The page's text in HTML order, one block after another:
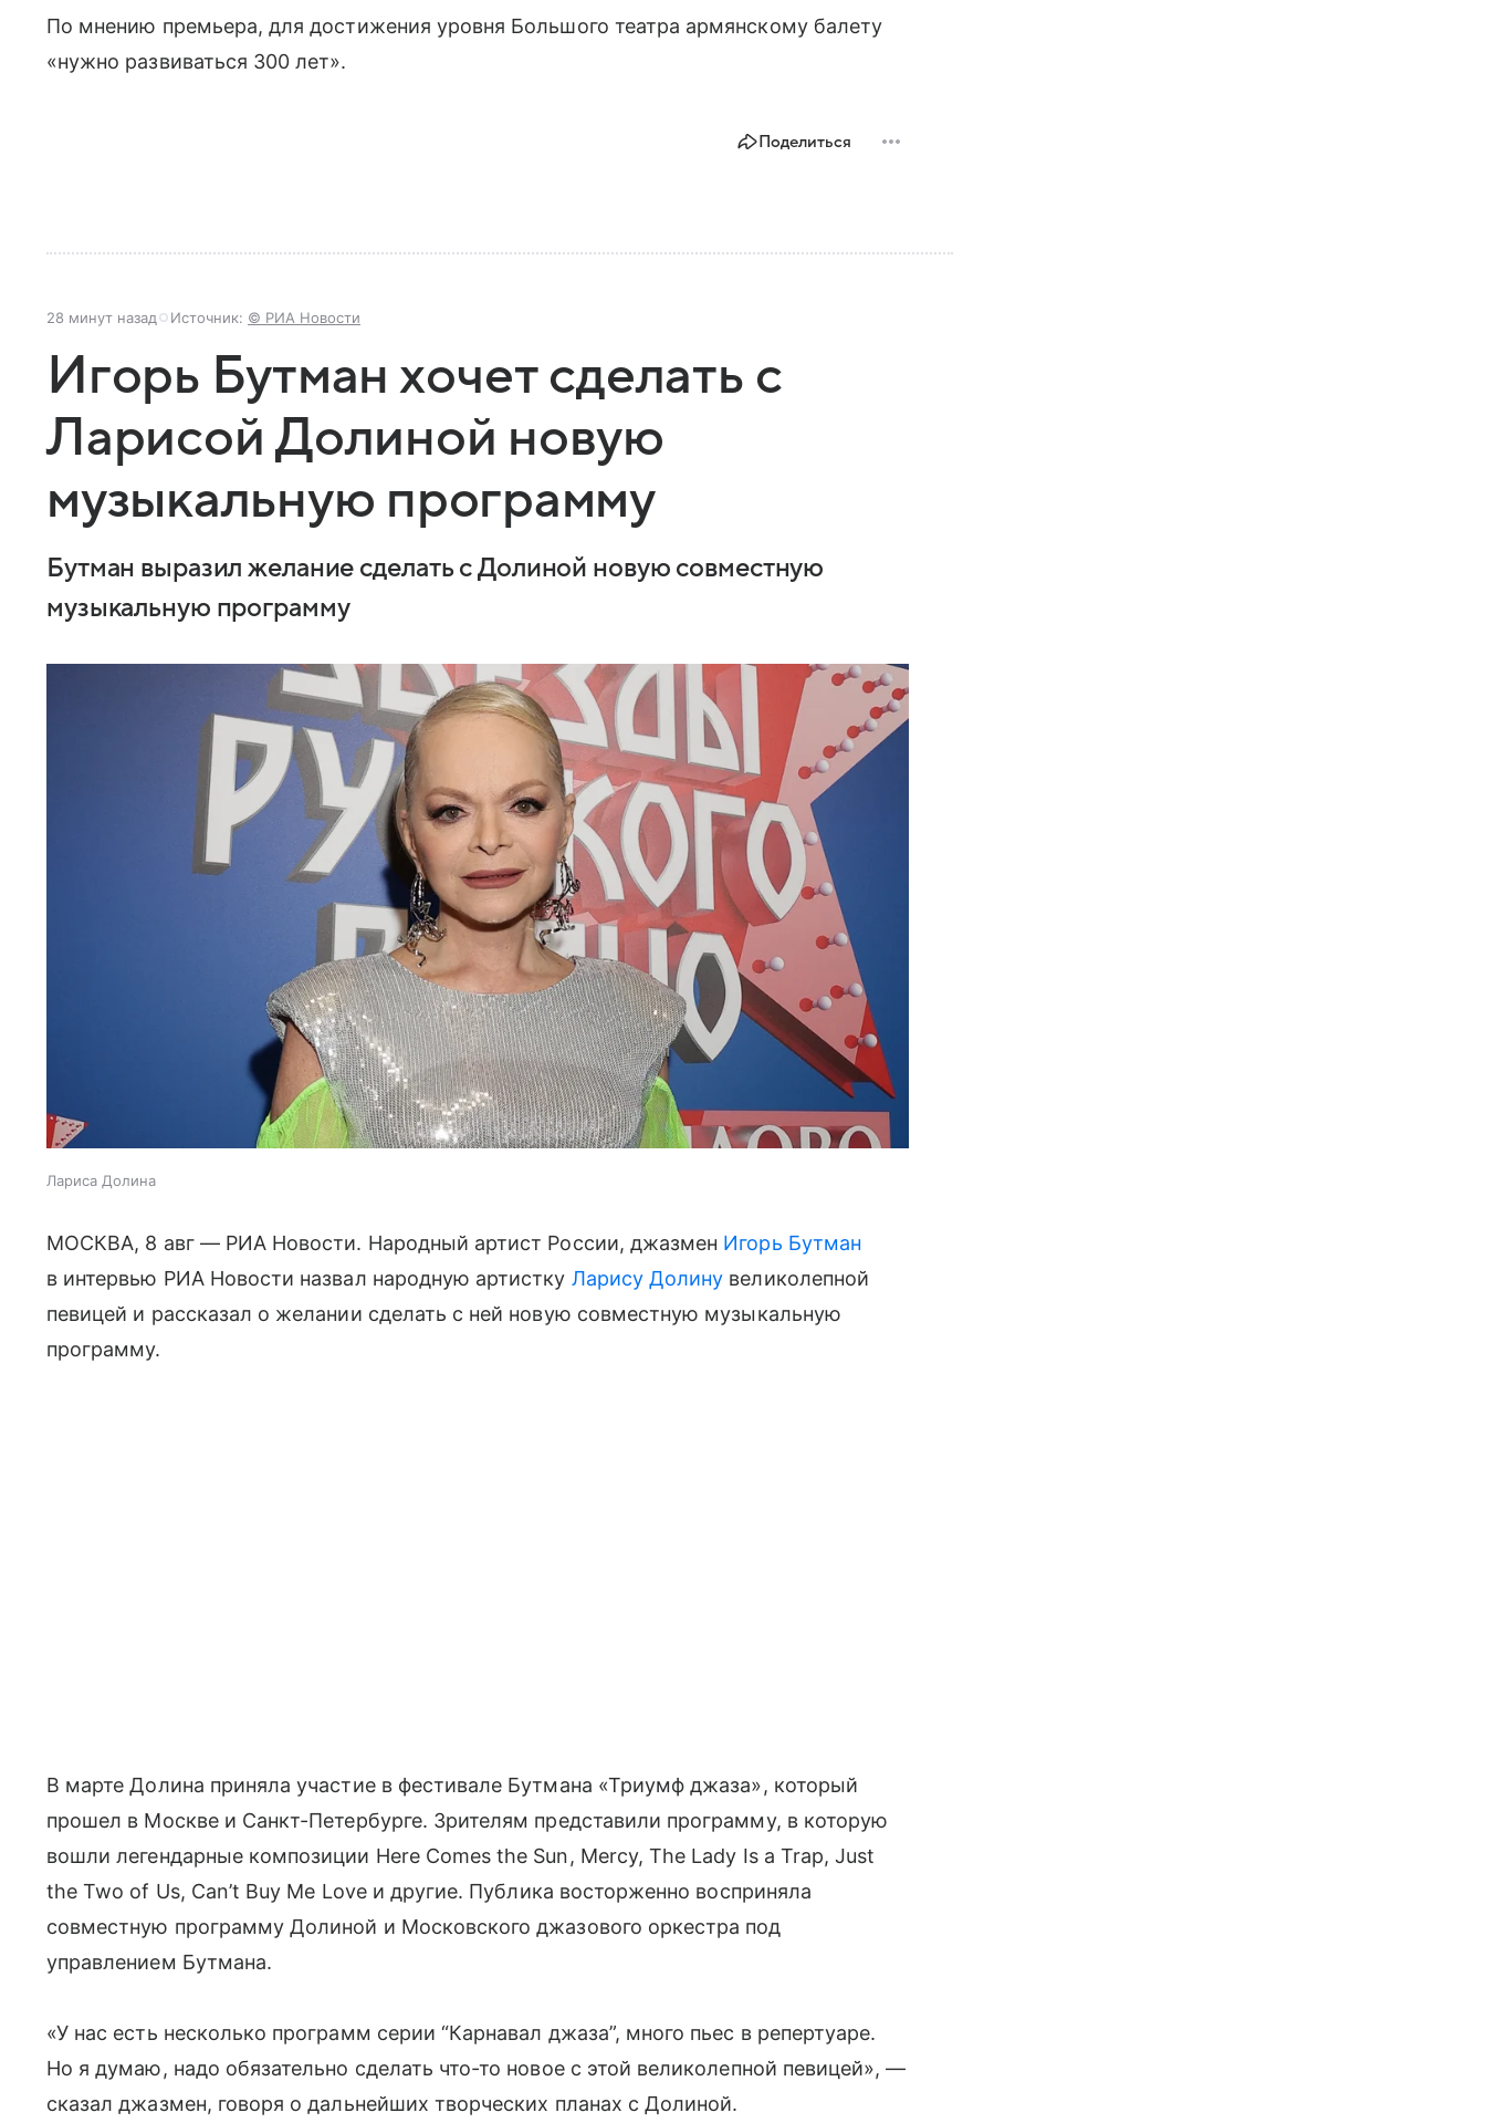
По мнению премьера, для достижения уровня Большого театра армянскому балету
«нужно развиваться 300 лет».
Поделиться
28 минут назад Источник: © РИА Новости
Игорь Бутман хочет сделать с
Ларисой Долиной новую
музыкальную программу
Бутман выразил желание сделать с Долиной новую совместную
музыкальную программу
Лариса Долина
МОСКВА, 8 авг — РИА Новости. Народный артист России, джазмен Игорь Бутман
в интервью РИА Новости назвал народную артистку Ларису Долину великолепной
певицей и рассказал о желании сделать с ней новую совместную музыкальную
программу.
В марте Долина приняла участие в фестивале Бутмана «Триумф джаза», который
прошел в Москве и Санкт-Петербурге. Зрителям представили программу, в которую
вошли легендарные композиции Here Comes the Sun, Mercy, The Lady Is a Trap, Just
the Two of Us, Can’t Buy Me Love и другие. Публика восторженно восприняла
совместную программу Долиной и Московского джазового оркестра под
управлением Бутмана.
«У нас есть несколько программ серии “Карнавал джаза”, много пьес в репертуаре.
Но я думаю, надо обязательно сделать что-то новое с этой великолепной певицей», —
сказал джазмен, говоря о дальнейших творческих планах с Долиной.